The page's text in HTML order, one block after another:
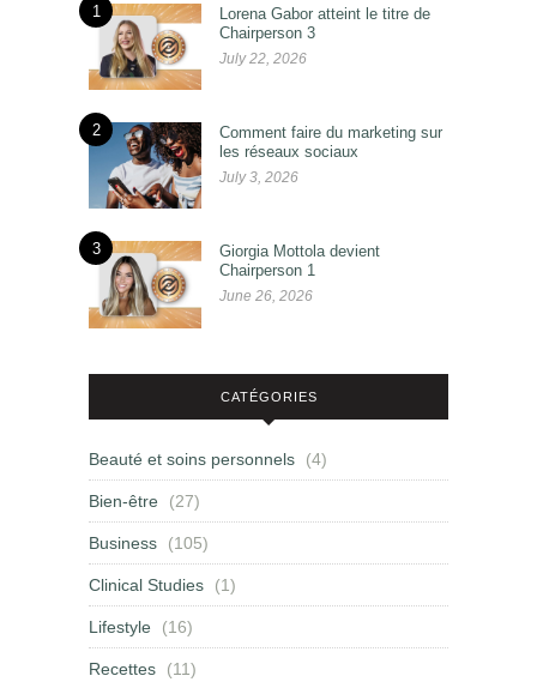
1
Lorena Gabor atteint le titre de
Chairperson 3
July 22, 2026
2
Comment faire du marketing sur
les réseaux sociaux
July 3, 2026
3
Giorgia Mottola devient
Chairperson 1
June 26, 2026
CATÉGORIES
Beauté et soins personnels (4)
Bien-être (27)
Business (105)
Clinical Studies (1)
Lifestyle (16)
Recettes (11)